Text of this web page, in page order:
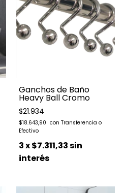
Ganchos de Baño
Heavy Ball Cromo
$21.934
$18.643,90
3x$7.311,33sin
interés